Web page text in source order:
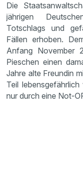
Die
jährigen
Totschlags und
Fällen erhoben.
Anfang November
Pieschen einen
Jahre alte Freundin
Teil
nur durch eine Not-